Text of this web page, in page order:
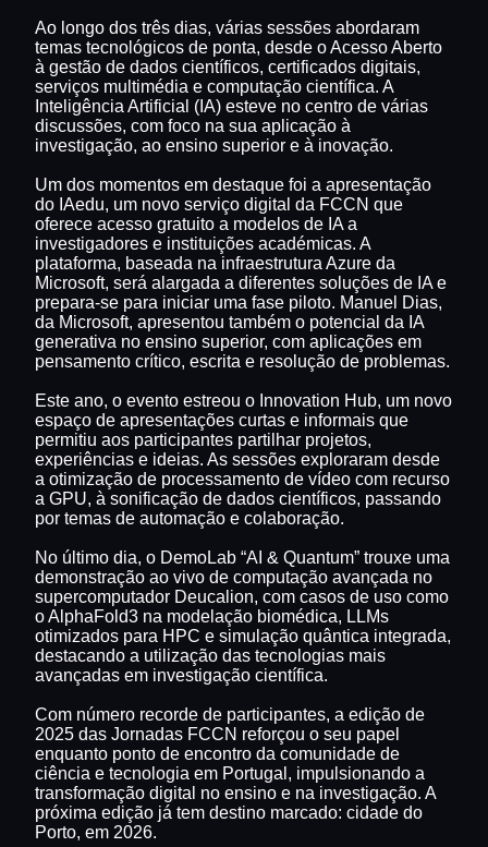
Ao longo dos três dias, várias sessões abordaram
temas tecnológicos de ponta, desde o Acesso Aberto
à gestão de dados científicos, certificados digitais,
serviços multimédia e computação científica. A
Inteligência Artificial (IA) esteve no centro de várias
discussões, com foco na sua aplicação à
investigação, ao ensino superior e à inovação.
Um dos momentos em destaque foi a apresentação
do IAedu, um novo serviço digital da FCCN que
oferece acesso gratuito a modelos de IA a
investigadores e instituições académicas. A
plataforma, baseada na infraestrutura Azure da
Microsoft, será alargada a diferentes soluções de IA e
prepara-se para iniciar uma fase piloto. Manuel Dias,
da Microsoft, apresentou também o potencial da IA
generativa no ensino superior, com aplicações em
pensamento crítico, escrita e resolução de problemas.
Este ano, o evento estreou o Innovation Hub, um novo
espaço de apresentações curtas e informais que
permitiu aos participantes partilhar projetos,
experiências e ideias. As sessões exploraram desde
a otimização de processamento de vídeo com recurso
a GPU, à sonificação de dados científicos, passando
por temas de automação e colaboração.
No último dia, o DemoLab “AI & Quantum” trouxe uma
demonstração ao vivo de computação avançada no
supercomputador Deucalion, com casos de uso como
o AlphaFold3 na modelação biomédica, LLMs
otimizados para HPC e simulação quântica integrada,
destacando a utilização das tecnologias mais
avançadas em investigação científica.
Com número recorde de participantes, a edição de
2025 das Jornadas FCCN reforçou o seu papel
enquanto ponto de encontro da comunidade de
ciência e tecnologia em Portugal, impulsionando a
transformação digital no ensino e na investigação. A
próxima edição já tem destino marcado: cidade do
Porto, em 2026.